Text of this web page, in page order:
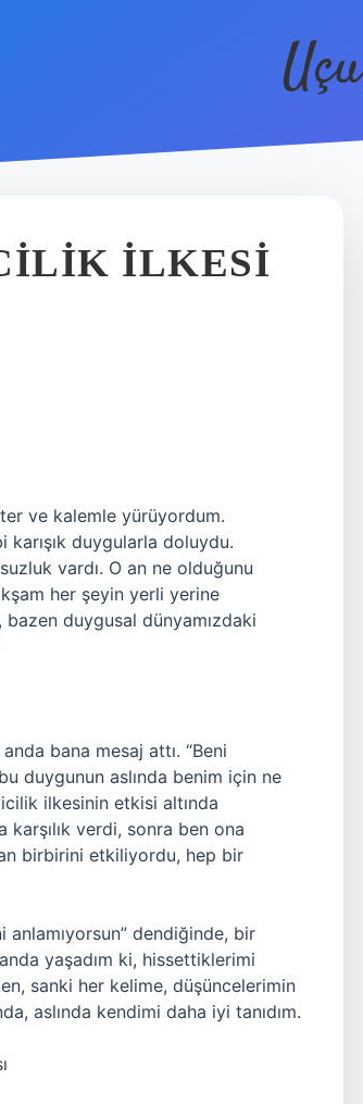
ILKESI
ve kalemle yürüyordum.
karışık duygularla doluydu.
vardı. O an ne olduğunu
her şeyin yerli yerine
duygusal dünyamızdaki
bana mesaj attı. “Beni
duygunun aslında benim için ne
ilkesinin etkisi altında
karşılık verdi, sonra ben ona
birbirini etkiliyordu, hep bir
anlamıyorsun” dendiğinde, bir
yaşadım ki, hissettiklerimi
sanki her kelime, düşüncelerimin
aslında kendimi daha iyi tanıdım.